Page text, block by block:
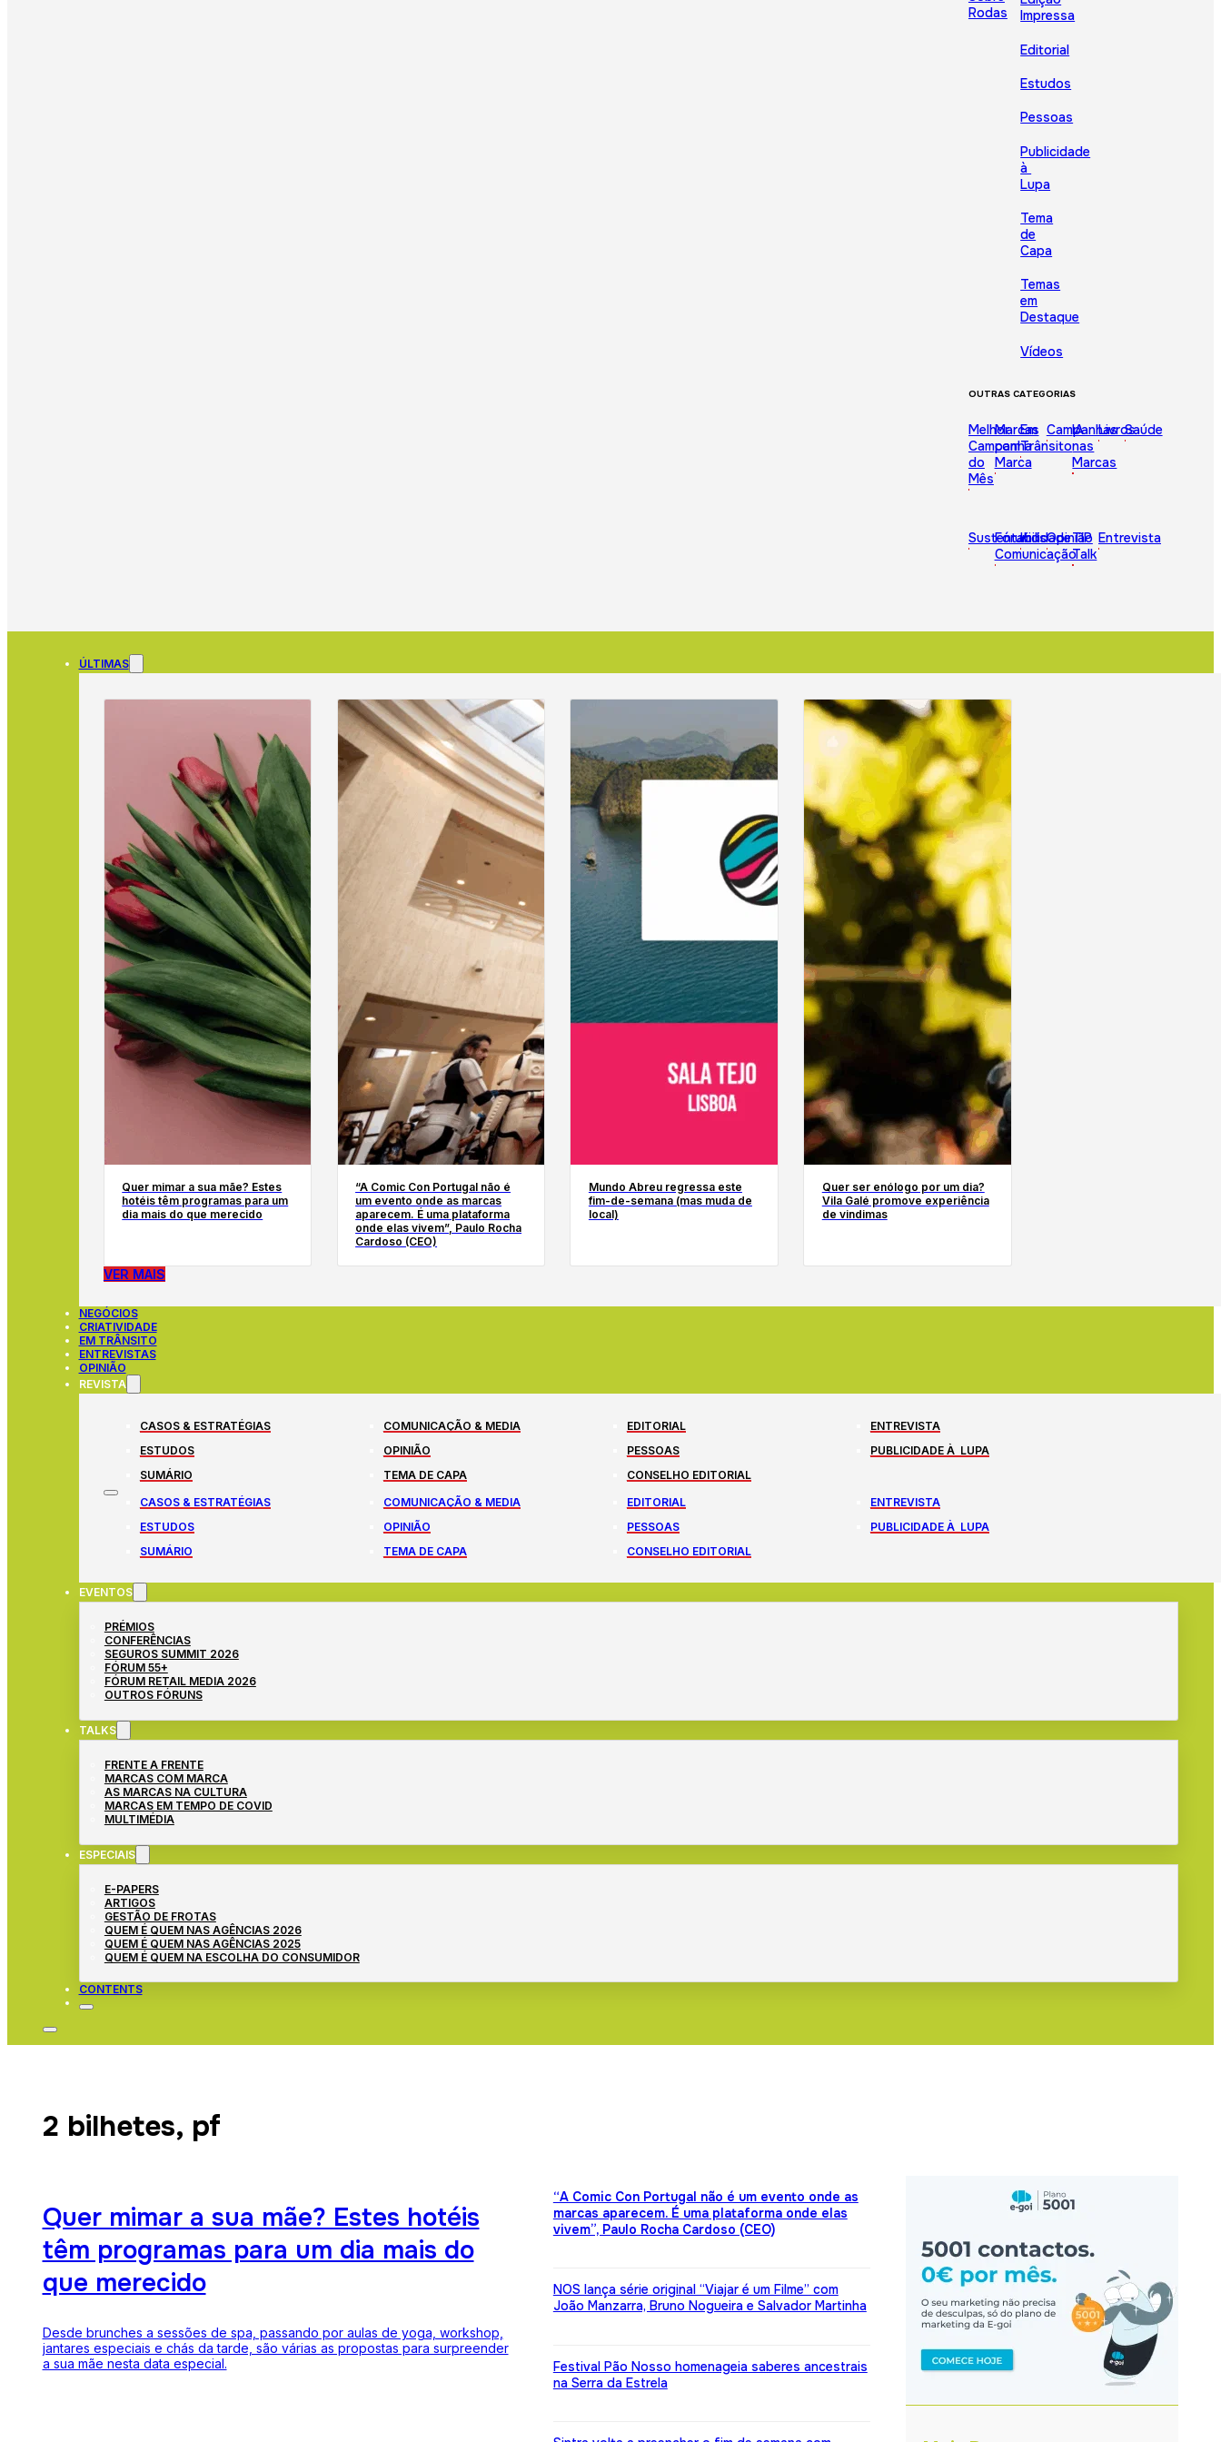
Rodas
Impressa
Editorial
Estudos
Pessoas
Publicidade
à
Lupa
Tema
de
Capa
Temas
em
Destaque
Vídeos
OUTRAS CATEGORIAS
Melhor
Campanha
do
Mês
Marcas
com
Marca
Em
Trânsito
Campanhas
IA
nas
Marcas
LivrosSaúde
Sustentabilidade
Fórum
Comunicação
KidsOpinião
TIP
Talk
Entrevista
ÚLTIMAS
Quer mimar a sua mãe? Estes
hotéis têm programas para um
dia mais do que merecido
“A Comic Con Portugal não é
um evento onde as marcas
aparecem. É uma plataforma
onde elas vivem”, Paulo Rocha
Cardoso (CEO)
Mundo Abreu regressa este
fim-de-semana (mas muda de
local)
Quer ser enólogo por um dia?
Vila Galé promove experiência
de vindimas
VER MAIS
NEGÓCIOS
CRIATIVIDADE
EM TRÂNSITO
ENTREVISTAS
OPINIÃO
REVISTA
CASOS & ESTRATÉGIAS COMUNICAÇÃO & MEDIA EDITORIAL
ENTREVISTA
ESTUDOS
OPINIÃO PESSOAS
PUBLICIDADE À LUPA
SUMÁRIO
TEMA DE CAPA
CONSELHO EDITORIAL
CASOS & ESTRATÉGIAS
COMUNICAÇÃO & MEDIA EDITORIAL
ENTREVISTA
ESTUDOS
OPINIÃO PESSOAS
PUBLICIDADE À LUPA
SUMÁRIO
TEMA DE CAPA CONSELHO EDITORIAL
EVENTOS
PRÉMIOS
CONFERÊNCIAS
SEGUROS SUMMIT 2026
FÓRUM 55+
FÓRUM RETAIL MEDIA 2026
OUTROS FÓRUNS
TALKS
FRENTE A FRENTE
MARCAS COM MARCA
AS MARCAS NA CULTURA
MARCAS EM TEMPO DE COVID
MULTIMÉDIA
ESPECIAIS
E-PAPERS
ARTIGOS
GESTÃO DE FROTAS
QUEM É QUEM NAS AGÊNCIAS 2026
QUEM É QUEM NAS AGÊNCIAS 2025
QUEM É QUEM NA ESCOLHA DO CONSUMIDOR
CONTENTS
2 bilhetes, pf
Quer mimar a sua mãe? Estes hotéis
têm programas para um dia mais do
que merecido
Desde brunches a sessões de spa, passando por aulas de yoga, workshop,
jantares especiais e chás da tarde, são várias as propostas para surpreender
a sua mãe nesta data especial.
“A Comic Con Portugal não é um evento onde as
marcas aparecem. É uma plataforma onde elas
vivem”, Paulo Rocha Cardoso (CEO)
NOS lança série original “Viajar é um Filme” com
João Manzarra, Bruno Nogueira e Salvador Martinha
Festival Pão Nosso homenageia saberes ancestrais
na Serra da Estrela